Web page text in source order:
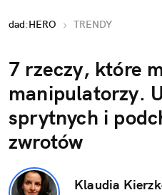
Rozrywka
dad:HERO TRENDY
7 rzeczy, które
manipulatorzy.
sprytnych i
zwrotów
Klaudia